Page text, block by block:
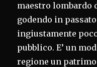
maestro lombardo
godendo in
ingiustamente
pubblico. E’ un
regione un